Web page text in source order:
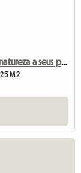
Hora de recarregar as energias, com a natureza a seus pés
M2